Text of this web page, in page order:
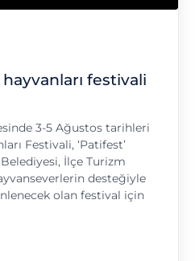
hayvanları festivali
3-5 Ağustos tarihleri
Festivali, ‘Patifest’
İlçe Turizm
desteğiyle
olan festival için
festivali düzenlenecek"